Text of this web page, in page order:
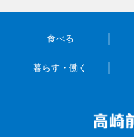
食べる
暮らす・働く